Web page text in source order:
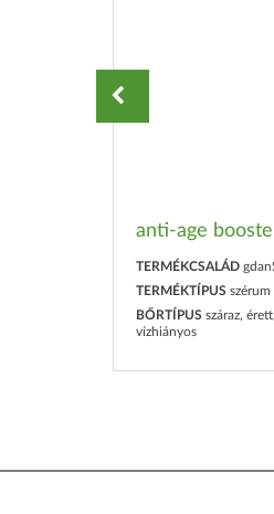
anti-age
TERMÉKCSALÁD
TERMÉKTÍPUS szérum
BŐRTÍPUS száraz,
vízhiányos